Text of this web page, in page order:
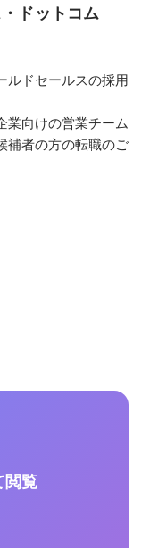
ドットコム
ルドセールスの採用
業向けの営業チーム
補者の方の転職のご
閲覧